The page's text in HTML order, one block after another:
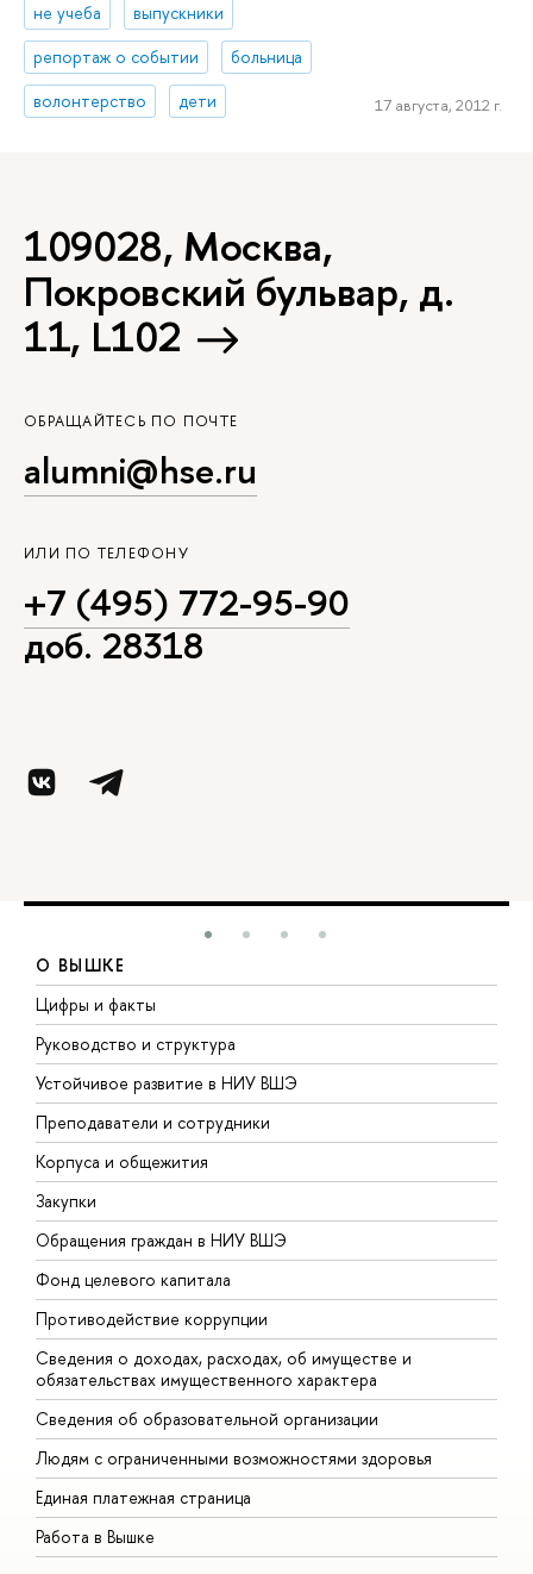
не учеба
выпускники
репортаж о событии
больница
волонтерство
дети 17 августа, 2012 г.
109028, Москва,
Покровский бульвар, д.
11, L102
ОБРАЩАЙТЕСЬ ПО ПОЧТЕ
alumni@hse.ru
ИЛИ ПО ТЕЛЕФОНУ
+7 (495) 772-95-90
доб. 28318
О ВЫШКЕ
Цифры и факты
Руководство и структура
Устойчивое развитие в НИУ ВШЭ
Преподаватели и сотрудники
Корпуса и общежития
Закупки
Обращения граждан в НИУ ВШЭ
Фонд целевого капитала
Противодействие коррупции
Сведения о доходах, расходах, об имуществе и
обязательствах имущественного характера
Сведения об образовательной организации
Людям с ограниченными возможностями здоровья
Единая платежная страница
Работа в Вышке